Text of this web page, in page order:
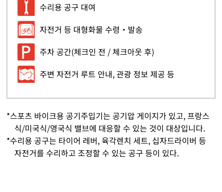
수리용 공구 대여
자전거 등 대형화물 수령・발송
주차 공간(체크인 전 / 체크아웃 후)
주변 자전거 루트 안내, 관광 정보 제공 등
*스포츠 바이크용 공기주입기는 공기압 게이지가 있고, 프랑스
식/미국식/영국식 밸브에 대응할 수 있는 것이 대상입니다.
*수리용 공구는 타이어 레버, 육각렌치 세트, 십자드라이버 등
자전거를 수리하고 조정할 수 있는 공구 등이 있다.